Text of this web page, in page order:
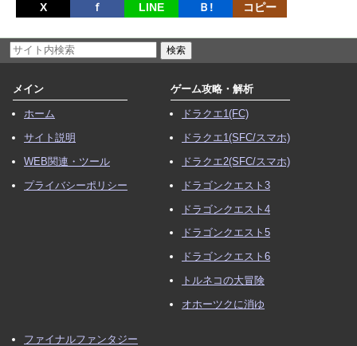
X ｆ LINE Ｂ! コピー
メイン
ホーム
サイト説明
WEB関連・ツール
プライバシーポリシー
ゲーム攻略・解析
ドラクエ1(FC)
ドラクエ1(SFC/スマホ)
ドラクエ2(SFC/スマホ)
ドラゴンクエスト3
ドラゴンクエスト4
ドラゴンクエスト5
ドラゴンクエスト6
トルネコの大冒険
オホーツクに消ゆ
ファイナルファンタジー